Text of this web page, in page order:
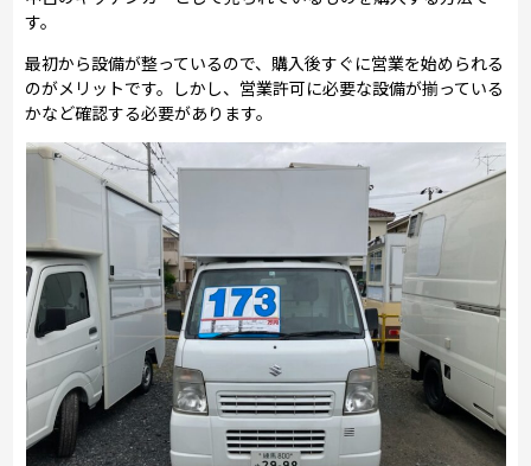
す。
最初から設備が整っているので、購入後すぐに営業を始められる
のがメリットです。しかし、営業許可に必要な設備が揃っている
かなど確認する必要があります。